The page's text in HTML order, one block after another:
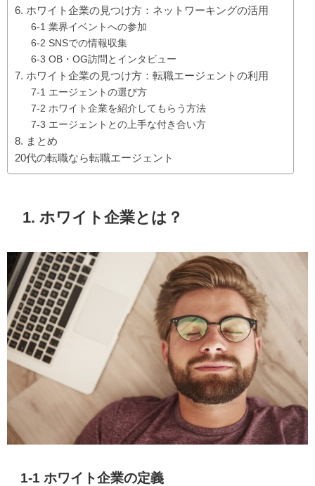
6. ホワイト企業の見つけ方：ネットワーキングの活用
6-1 業界イベントへの参加
6-2 SNSでの情報収集
6-3 OB・OG訪問とインタビュー
7. ホワイト企業の見つけ方：転職エージェントの利用
7-1 エージェントの選び方
7-2 ホワイト企業を紹介してもらう方法
7-3 エージェントとの上手な付き合い方
8. まとめ
20代の転職なら転職エージェント
1. ホワイト企業とは？
1-1 ホワイト企業の定義